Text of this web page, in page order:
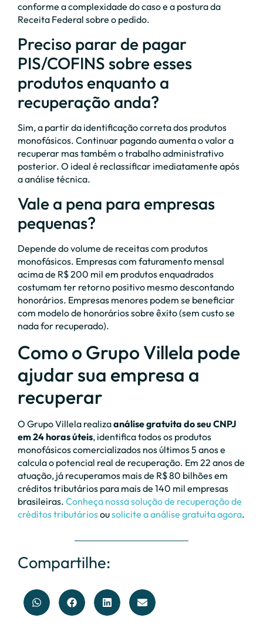
conforme a complexidade do caso e a postura da
Receita Federal sobre o pedido.
Preciso parar de pagar
PIS/COFINS sobre esses
produtos enquanto a
recuperação anda?
Sim, a partir da identificação correta dos produtos
monofásicos. Continuar pagando aumenta o valor a
recuperar mas também o trabalho administrativo
posterior. O ideal é reclassificar imediatamente após
a análise técnica.
Vale a pena para empresas
pequenas?
Depende do volume de receitas com produtos
monofásicos. Empresas com faturamento mensal
acima de R$ 200 mil em produtos enquadrados
costumam ter retorno positivo mesmo descontando
honorários. Empresas menores podem se beneficiar
com modelo de honorários sobre êxito (sem custo se
nada for recuperado).
Como o Grupo Villela pode
ajudar sua empresa a
recuperar
O Grupo Villela realizaanálise gratuita do seu CNPJ
em 24 horas úteis, identifica todos os produtos
monofásicos comercializados nos últimos 5 anos e
calcula o potencial real de recuperação. Em 22 anos de
atuação, já recuperamos mais de R$ 80 bilhões em
créditos tributários para mais de 140 mil empresas
brasileiras. Conheça nossa solução de recuperação de
créditos tributáriosousolicite a análise gratuita agora.
Compartilhe: